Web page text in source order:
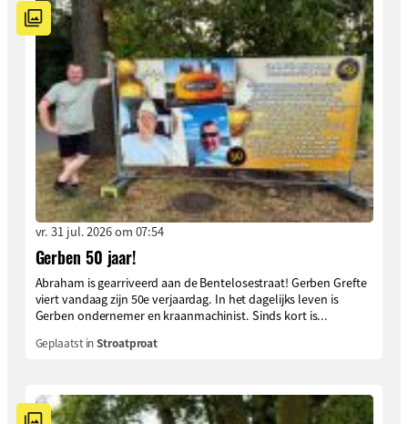
vr. 31 jul. 2026 om 07:54
Gerben 50 jaar!
Abraham is gearriveerd aan de Bentelosestraat! Gerben Grefte
viert vandaag zijn 50e verjaardag. In het dagelijks leven is
Gerben ondernemer en kraanmachinist. Sinds kort is...
Geplaatst inStroatproat